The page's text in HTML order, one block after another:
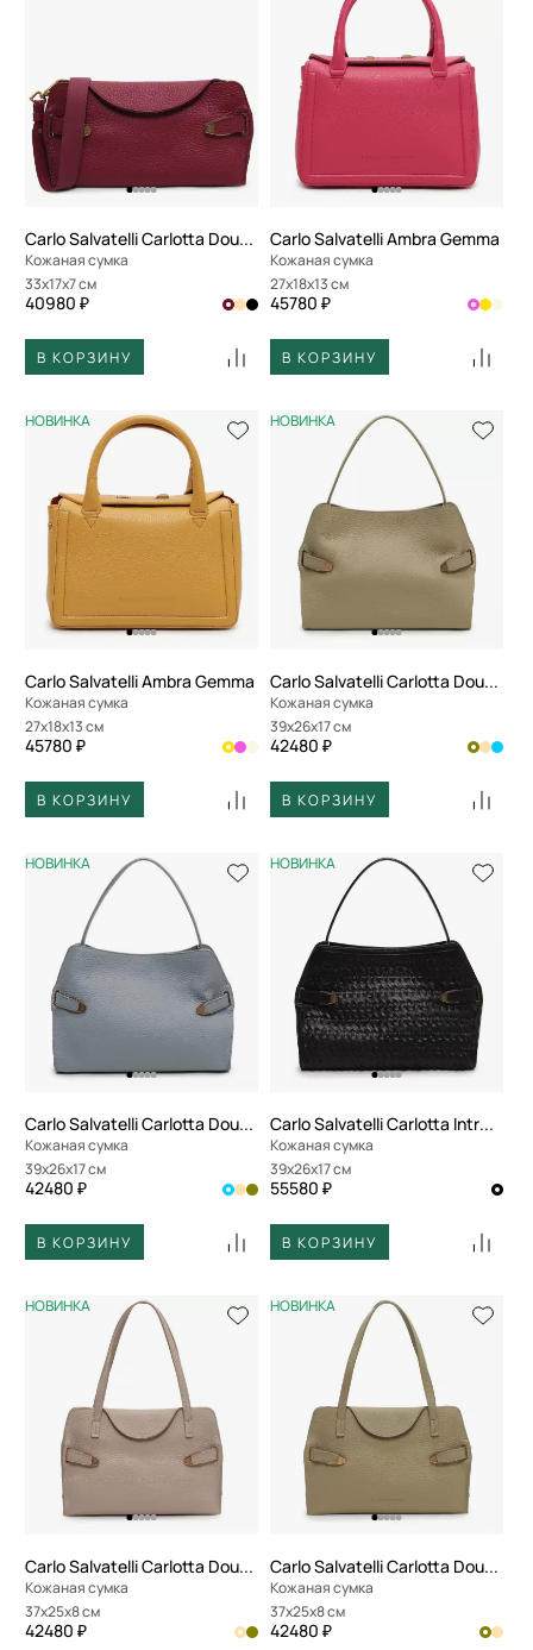
Carlo Salvatelli Carlotta Double
Кожаная сумка
33x17x7 см
40980 ₽
В КОРЗИНУ
Carlo Salvatelli Ambra Gemma
Кожаная сумка
27x18x13 см
45780 ₽
В КОРЗИНУ
НОВИНКА
Carlo Salvatelli Ambra Gemma
Кожаная сумка
27x18x13 см
45780 ₽
В КОРЗИНУ
НОВИНКА
Carlo Salvatelli Carlotta Double
Кожаная сумка
39x26x17 см
42480 ₽
В КОРЗИНУ
НОВИНКА
Carlo Salvatelli Carlotta Double
Кожаная сумка
39x26x17 см
42480 ₽
В КОРЗИНУ
НОВИНКА
Carlo Salvatelli Carlotta Intreccio
Кожаная сумка
39x26x17 см
55580 ₽
В КОРЗИНУ
НОВИНКА
Carlo Salvatelli Carlotta Double
Кожаная сумка
37x25x8 см
42480 ₽
НОВИНКА
Carlo Salvatelli Carlotta Double
Кожаная сумка
37x25x8 см
42480 ₽